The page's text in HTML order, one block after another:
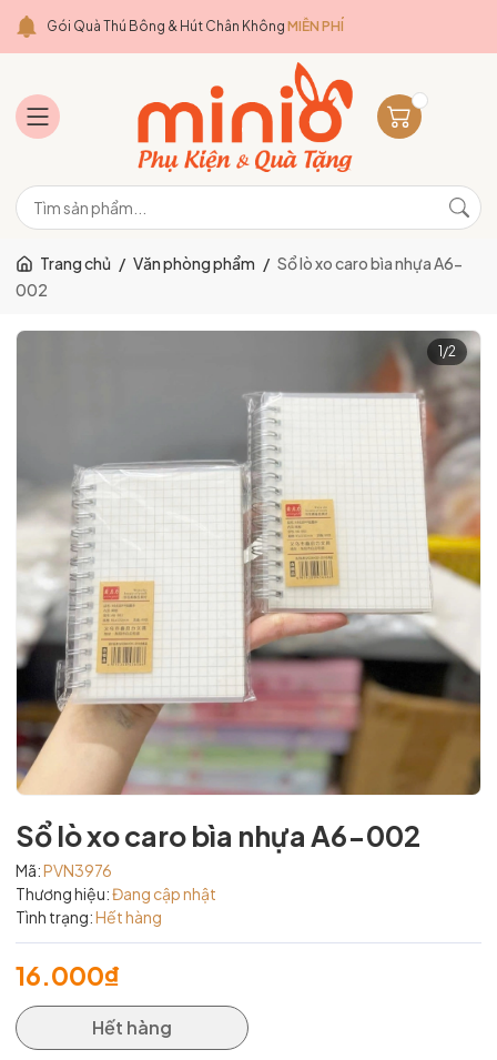
Gói Quà Thú Bông & Hút Chân Không MIỄN PHÍ
Trang chủ / Văn phòng phẩm / Sổ lò xo caro bìa nhựa A6-
002
1 /2
Sổ lò xo caro bìa nhựa A6-002
Mã:PVN3976
Thương hiệu:Đang cập nhật
Tình trạng:Hết hàng
16.000₫
Hết hàng